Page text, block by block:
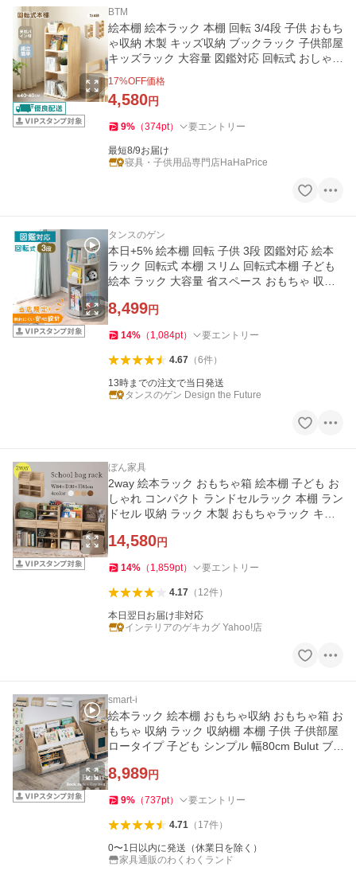
BTM
絵本棚 絵本ラック 本棚 回転 3/4段 子供 おもち
ゃ収納 木製 キッズ収納 ブックラック 子供部屋
キッズラック 大容量 図鑑対応 回転式 おしゃれ
17%OFF価格
4,580円
9% （374pt） 要エントリー
最短8/9お届け
寝具・子供用品専門店HaHaPrice
タンスのゲン
本日+5% 絵本棚 回転 子供 3段 図鑑対応 絵本
ラック 回転式 本棚 スリム 回転式本棚 子ども
絵本 ラック 大容量 省スペース おもちゃ 収納
8,499円
14% （ 1,084pt） 要エントリー
4.67（6件）
13時までの注文で当日発送
タンスのゲン Design the Future
ぼん家具
2way 絵本ラック おもちゃ箱 絵本棚 子ども お
しゃれ コンパクト ランドセルラック 本棚 ラン
ドセル 収納 ラック 木製 おもちゃラック キッ
14,580円
14% （ 1,859pt） 要エントリー
4.17（ 12件）
本日翌日お届け非対応
インテリアのゲキカグ Yahoo!店
smart-i
絵本ラック 絵本棚 おもちゃ収納 おもちゃ箱 お
もちゃ 収納 ラック 収納棚 本棚 子供 子供部屋
ロータイプ 子ども シンプル 幅80cm Bulut ブ
8,989円
9% （737pt） 要エントリー
4.71（ 17件）
0〜1日以内に発送（休業日を除く）
家具通販のわくわくランド